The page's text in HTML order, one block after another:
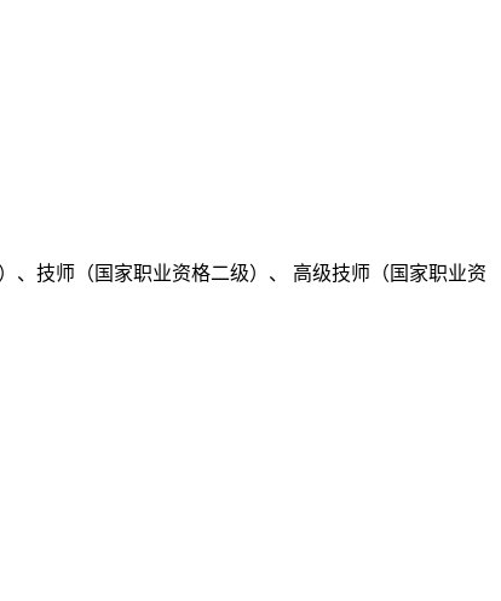
、技师（国家职业资格二级）、 高级技师（国家职业资